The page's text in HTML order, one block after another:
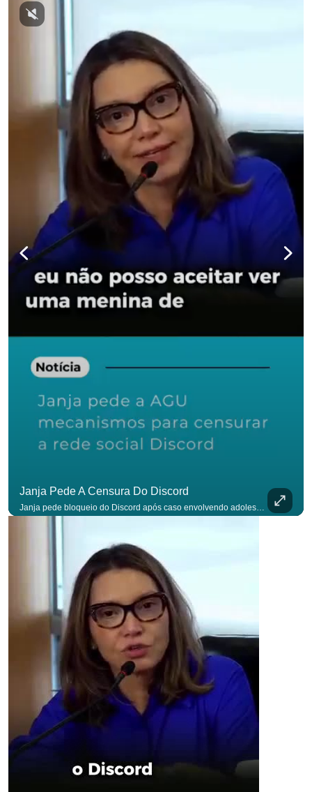
Janja Pede A Censura Do Discord
Janja pede bloqueio do Discord após caso envolvendo adolescente: “Precisamos tirar do ar”. #OAntagonista Se você busca informação com credibilidade, inscreva-se agora e ative o